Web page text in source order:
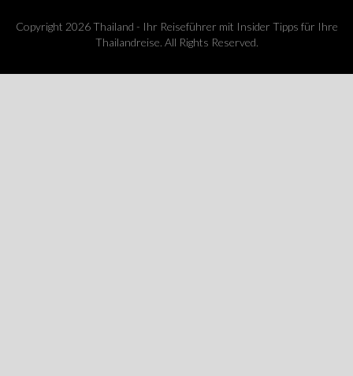
Copyright 2026 Thailand - Ihr Reiseführer mit Insider Tipps für Ihre
Thailandreise. All Rights Reserved.